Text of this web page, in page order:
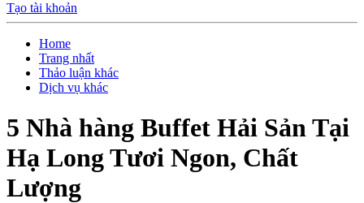
Tạo tài khoản
Home
Trang nhất
Thảo luận khác
Dịch vụ khác
5 Nhà hàng Buffet Hải Sản Tại
Hạ Long Tươi Ngon, Chất
Lượng